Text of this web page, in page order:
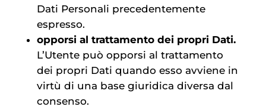
Dati Personali precedentemente
espresso.
opporsi al trattamento dei propri Dati.
L’Utente può opporsi al trattamento
dei propri Dati quando esso avviene in
virtù di una base giuridica diversa dal
consenso.